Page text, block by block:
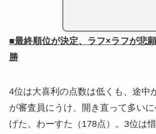
■最終順位が決定、ラフ×ラフが悲
勝
4位は大喜利の点数は低くも、途中
が審査員にうけ、開き直って多い
げた、わーすた（178点）。3位は